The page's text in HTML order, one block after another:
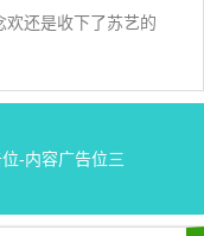
还是收下了苏艺的
-内容广告位三